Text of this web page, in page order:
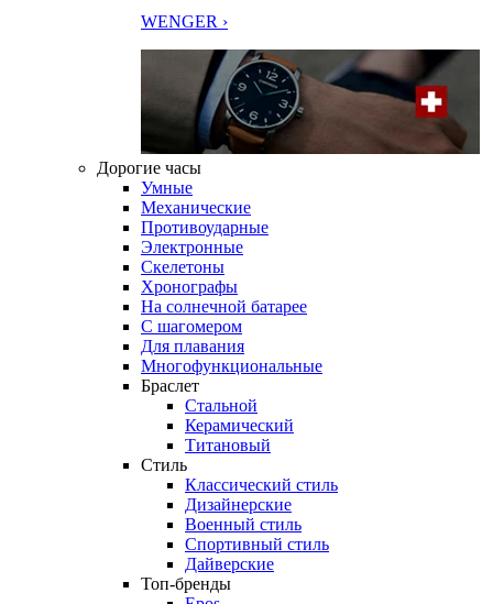
WENGER ›
Дорогие часы
Умные
Механические
Противоударные
Электронные
Скелетоны
Хронографы
На солнечной батарее
С шагомером
Для плавания
Многофункциональные
Браслет
Стальной
Керамический
Титановый
Стиль
Классический стиль
Дизайнерские
Военный стиль
Спортивный стиль
Дайверские
Топ-бренды